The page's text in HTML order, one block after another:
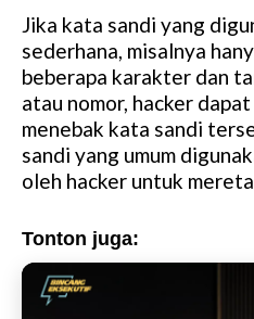
Jika kata sandi yang
sederhana, misalnya
beberapa karakter dan
atau nomor, hacker
menebak kata sandi
sandi yang umum
oleh hacker untuk
Tonton juga: